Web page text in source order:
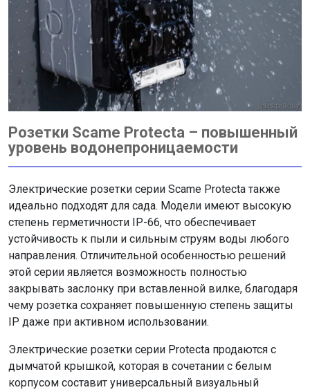
Розетки Scame Protecta – повышенный
уровень водонепроницаемости
Электрические розетки серии Scame Protecta также
идеально подходят для сада. Модели имеют высокую
степень герметичности IP-66, что обеспечивает
устойчивость к пыли и сильным струям воды любого
направления. Отличительной особенностью решений
этой серии является возможность полностью
закрывать заслонку при вставленной вилке, благодаря
чему розетка сохраняет повышенную степень защиты
IP даже при активном использовании.
Электрические розетки серии Protecta продаются с
дымчатой ​​крышкой, которая в сочетании с белым
корпусом составит универсальный визуальный